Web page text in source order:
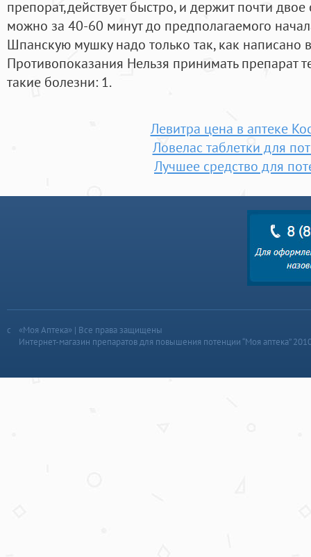
препорат,действует быстро, и держит почти двое
можно за 40-60 минут до предполагаемого
Шпанскую мушку надо только так, как написано
Противопоказания Нельзя принимать препарат
такие болезни: 1.
Левитра цена в аптеке
Ловелас таблетки для
Лучшее средство для
«Моя Аптека» | Все права защищены
Интернет-магазин препаратов для повышения потенции “Моя аптека”